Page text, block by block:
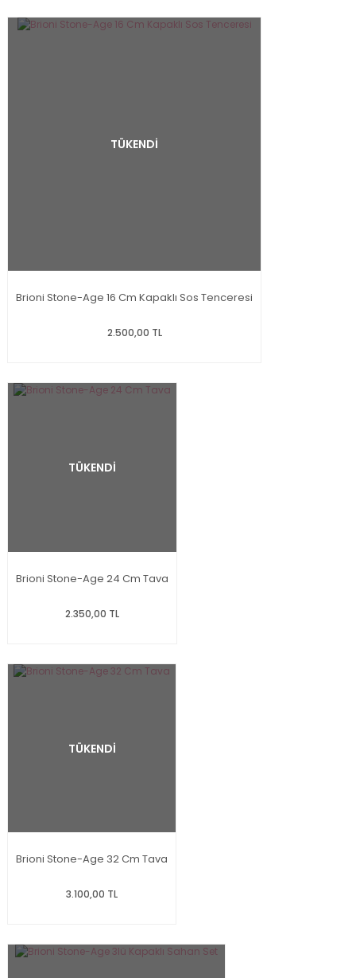
TÜKENDİ
Brioni Stone-Age 16 Cm Kapaklı Sos Tenceresi
2.500,00 TL
TÜKENDİ
Brioni Stone-Age 24 Cm Tava
2.350,00 TL
TÜKENDİ
Brioni Stone-Age 32 Cm Tava
3.100,00 TL